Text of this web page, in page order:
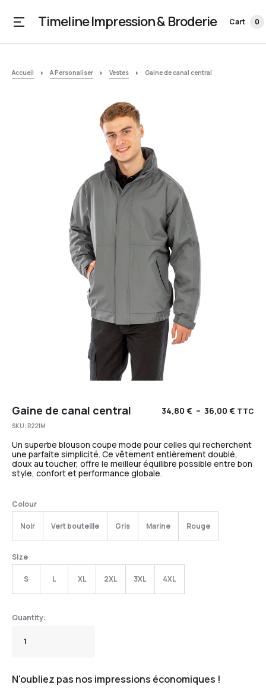
Timeline Impression & Broderie Cart 0
Accueil A Personaliser Vestes Gaine de canal central
Gaine de canal central 34,80 € – 36,00 € TTC
SKU: R221M
Un superbe blouson coupe mode pour celles qui recherchent
une parfaite simplicité. Ce vêtement entièrement doublé,
doux au toucher, offre le meilleur équilibre possible entre bon
style, confort et performance globale.
Colour
Noir Vert bouteille Gris Marine Rouge
Size
S L XL 2XL 3XL 4XL
N'oubliez pas nos impressions économiques !